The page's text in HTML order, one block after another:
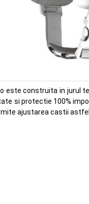
este construita in jurul
si protectie 100%
ajustarea castii